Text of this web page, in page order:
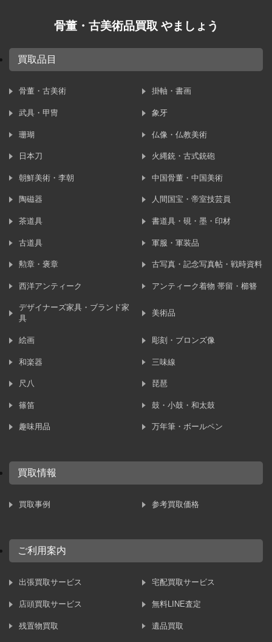
骨董・古美術品買取 やましょう
買取品目
骨董・古美術 掛軸・書画
武具・甲冑 象牙
珊瑚 仏像・仏教美術
日本刀 火縄銃・古式銃砲
朝鮮美術・李朝 中国骨董・中国美術
陶磁器 人間国宝・帝室技芸員
茶道具 書道具・硯・墨・印材
古道具 軍服・軍装品
勲章・褒章 古写真・記念写真帖・戦時資料
西洋アンティーク アンティーク着物 帯留・櫛簪
デザイナーズ家具・ブランド家
具
美術品
絵画 彫刻・ブロンズ像
和楽器 三味線
尺八 琵琶
篠笛 鼓・小鼓・和太鼓
趣味用品 万年筆・ボールペン
買取情報
買取事例 参考買取価格
ご利用案内
出張買取サービス 宅配買取サービス
店頭買取サービス 無料LINE査定
残置物買取 遺品買取